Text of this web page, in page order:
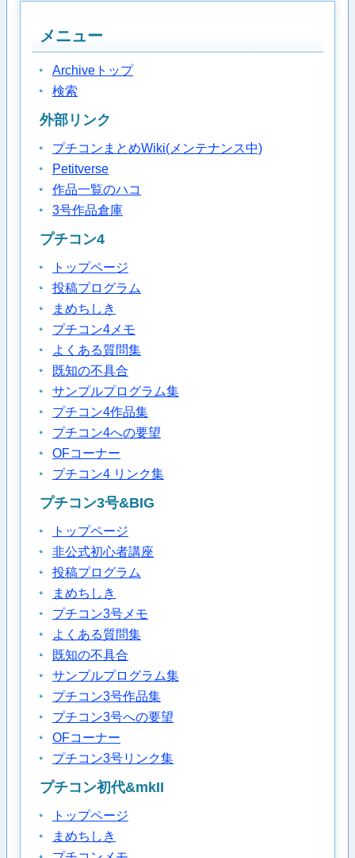
メニュー
Archiveトップ
検索
外部リンク
プチコンまとめWiki(メンテナンス中)
Petitverse
作品一覧のハコ
3号作品倉庫
プチコン4
トップページ
投稿プログラム
まめちしき
プチコン4メモ
よくある質問集
既知の不具合
サンプルプログラム集
プチコン4作品集
プチコン4への要望
OFコーナー
プチコン4 リンク集
プチコン3号&BIG
トップページ
非公式初心者講座
投稿プログラム
まめちしき
プチコン3号メモ
よくある質問集
既知の不具合
サンプルプログラム集
プチコン3号作品集
プチコン3号への要望
OFコーナー
プチコン3号リンク集
プチコン初代&mkII
トップページ
まめちしき